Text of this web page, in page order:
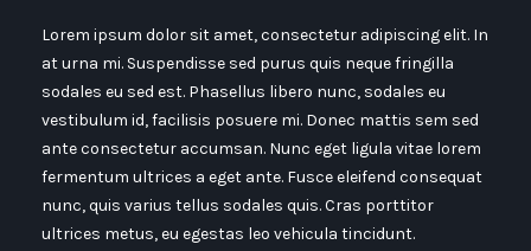
Lorem ipsum dolor sit amet, consectetur adipiscing elit. In
at urna mi. Suspendisse sed purus quis neque fringilla
sodales eu sed est. Phasellus libero nunc, sodales eu
vestibulum id, facilisis posuere mi. Donec mattis sem sed
ante consectetur accumsan. Nunc eget ligula vitae lorem
fermentum ultrices a eget ante. Fusce eleifend consequat
nunc, quis varius tellus sodales quis. Cras porttitor
ultrices metus, eu egestas leo vehicula tincidunt.